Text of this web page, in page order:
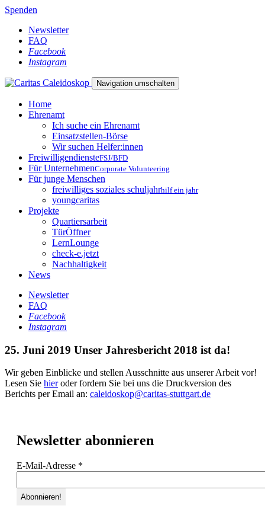
Spenden
Newsletter
FAQ
Facebook
Instagram
Navigation umschalten
Home
Ehrenamt
Ich suche ein Ehrenamt
Einsatzstellen-Börse
Wir suchen Helfer:innen
FreiwilligendiensteFSJ/BFD
Für UnternehmenCorporate Volunteering
Für junge Menschen
freiwilliges soziales schuljahrhilf ein jahr
youngcaritas
Projekte
Quartiersarbeit
TürÖffner
LernLounge
check-e.jetzt
Nachhaltigkeit
News
Newsletter
FAQ
Facebook
Instagram
25. Juni 2019 Unser Jahresbericht 2018 ist da!
Wir geben Einblicke und stellen Ausschnitte aus unserer Arbeit vor!
Lesen Sie hieroder fordern Sie bei uns die Druckversion des
Berichts per Email an: caleidoskop@caritas-stuttgart.de
Newsletter abonnieren
E-Mail-Adresse *